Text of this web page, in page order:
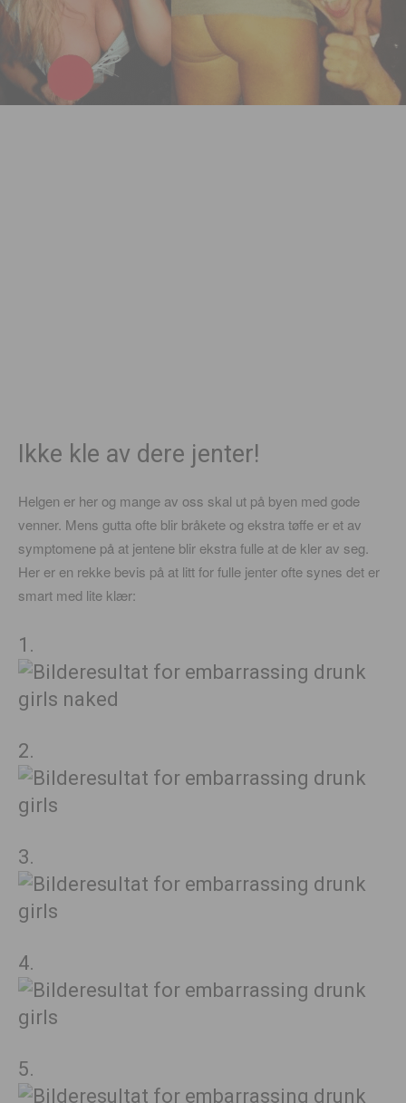
Ikke kle av dere jenter!
Helgen er her og mange av oss skal ut på byen med gode
venner. Mens gutta ofte blir bråkete og ekstra tøffe er et av
symptomene på at jentene blir ekstra fulle at de kler av seg.
Her er en rekke bevis på at litt for fulle jenter ofte synes det er
smart med lite klær:
1.
2.
3.
4.
5.